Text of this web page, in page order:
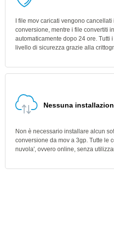
I file mov caricati vengono
conversione, mentre i file convertiti
automaticamente dopo 24 ore. Tutti
livello di sicurezza grazie alla
Nessuna
Non è necessario installare alcun
conversione da mov a 3gp. Tutte le
nuvola', ovvero online, senza